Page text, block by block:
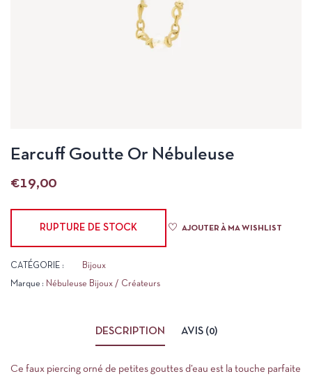
Earcuff Goutte Or Nébuleuse
€19,00
RUPTURE DE STOCK AJOUTER À MA WISHLIST
CATÉGORIE : Bijoux
Marque : Nébuleuse Bijoux / Créateurs
DESCRIPTION AVIS (0)
Ce faux piercing orné de petites gouttes d’eau est la touche parfaite